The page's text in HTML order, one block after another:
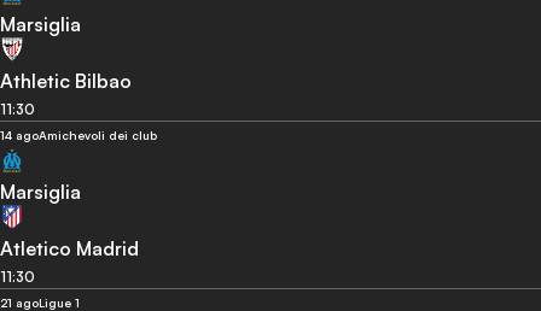
Marsiglia
Athletic Bilbao
11:30
14 agoAmichevoli dei club
Marsiglia
Atletico Madrid
11:30
21 agoLigue 1